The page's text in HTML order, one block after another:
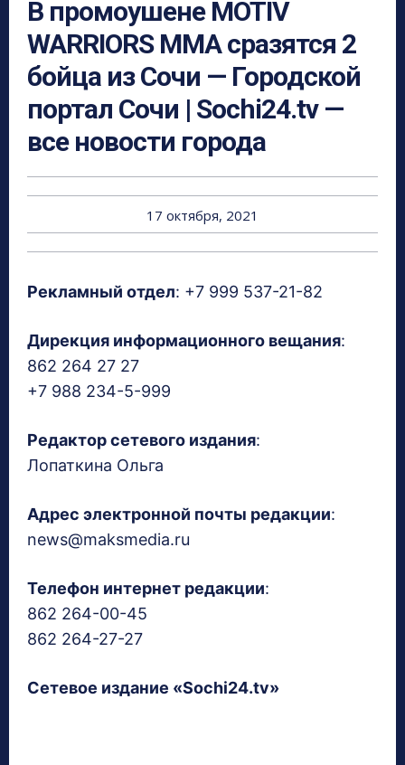
В промоушене MOTIV
WARRIORS ММА сразятся 2
бойца из Сочи — Городской
портал Сочи | Sochi24.tv —
все новости города
17 октября, 2021
Рекламный отдел: +7 999 537-21-82
Дирекция информационного вещания:
862 264 27 27
+7 988 234-5-999
Редактор сетевого издания:
Лопаткина Ольга
Адрес электронной почты редакции:
news@maksmedia.ru
Телефон интернет редакции:
862 264-00-45
862 264-27-27
Сетевое издание «Sochi24.tv»